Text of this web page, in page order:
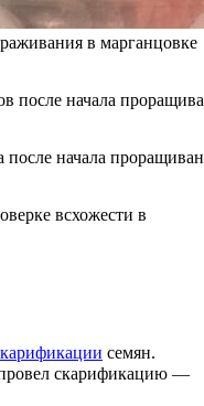
в марганцовке
после начала
после начала
всхожести в
семян.
скарификацию —